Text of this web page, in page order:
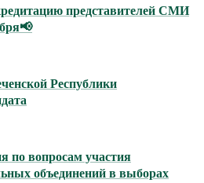
представителей СМИ
Республики
вопросам участия
объединений в выборах